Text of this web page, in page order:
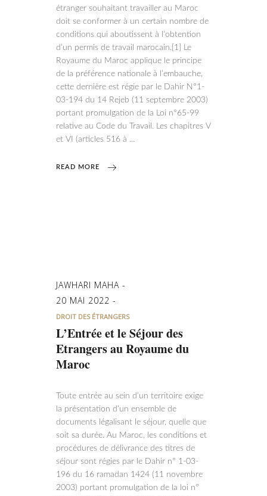
étranger souhaitant travailler au Maroc
doit se conformer à un certain nombre de
conditions qui aboutissent à l’obtention
d’un permis de travail marocain.[1] Le
Royaume du Maroc applique le principe
de la préférence nationale à l’embauche,
cette dernière est régie par le Dahir N°1-
03-194 du 14 Rejeb (11 septembre 2003)
portant promulgation de la Loi n°65-99
relative au Code du Travail. Les chapitres V
et VI (articles 516 à
READ MORE
JAWHARI MAHA
20 MAI 2022
DROIT DES ÉTRANGERS
L’Entrée et le Séjour des
Etrangers au Royaume du
Maroc
Toute entrée au sein d’un territoire exige
la présentation d’un ensemble de
documents légalisant le séjour, quelle que
soit sa durée. Au Maroc, les conditions et
procédures de délivrance des titres de
séjour sont régies par le Dahir n° 1-03-
196 du 16 ramadan 1424 (11 novembre
2003) portant promulgation de la loi n°